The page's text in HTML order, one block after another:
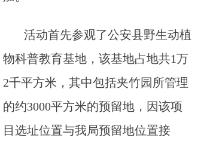
活动首先参观了公安县野生动植
物科普教育基地，该基地占地共1万
2千平方米，其中包括夹竹园所管理
的约3000平方米的预留地，因该项
目选址位置与我局预留地位置接